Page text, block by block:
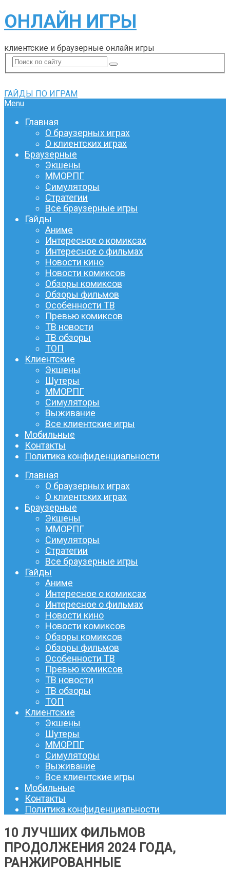
ОНЛАЙН ИГРЫ
клиентские и браузерные онлайн игры
ГАЙДЫ ПО ИГРАМ
Menu
Главная
О браузерных играх
О клиентских играх
Браузерные
Экшены
ММОРПГ
Симуляторы
Стратегии
Все браузерные игры
Гайды
Аниме
Интересное о комиксах
Интересное о фильмах
Новости кино
Новости комиксов
Обзоры комиксов
Обзоры фильмов
Особенности ТВ
Превью комиксов
ТВ новости
ТВ обзоры
ТОП
Клиентские
Экшены
Шутеры
ММОРПГ
Симуляторы
Выживание
Все клиентские игры
Мобильные
Контакты
Политика конфиденциальности
Главная
О браузерных играх
О клиентских играх
Браузерные
Экшены
ММОРПГ
Симуляторы
Стратегии
Все браузерные игры
Гайды
Аниме
Интересное о комиксах
Интересное о фильмах
Новости кино
Новости комиксов
Обзоры комиксов
Обзоры фильмов
Особенности ТВ
Превью комиксов
ТВ новости
ТВ обзоры
ТОП
Клиентские
Экшены
Шутеры
ММОРПГ
Симуляторы
Выживание
Все клиентские игры
Мобильные
Контакты
Политика конфиденциальности
10 ЛУЧШИХ ФИЛЬМОВ
ПРОДОЛЖЕНИЯ 2024 ГОДА,
РАНЖИРОВАННЫЕ